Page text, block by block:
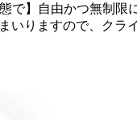
で】自由かつ無制
いりますので、クラ